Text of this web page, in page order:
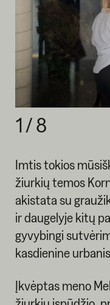
1/8
Imtis tokios
žiurkių temos
akistata su
ir daugelyje kitų
gyvybingi
kasdienine
Įkvėptas meno